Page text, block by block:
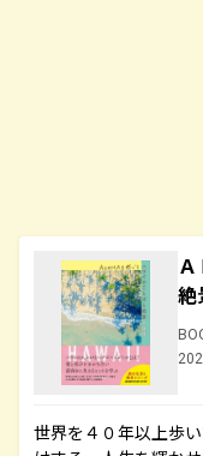
絶
世界を４０年以上歩